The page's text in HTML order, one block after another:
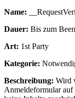
Name:
Dauer: Bis zum
Art: 1st Party
Kategorie:
Beschreibung: Wird
Anmeldeformular auf